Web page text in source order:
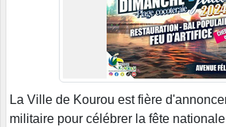
La Ville de Kourou est fière
militaire pour célébrer la fête